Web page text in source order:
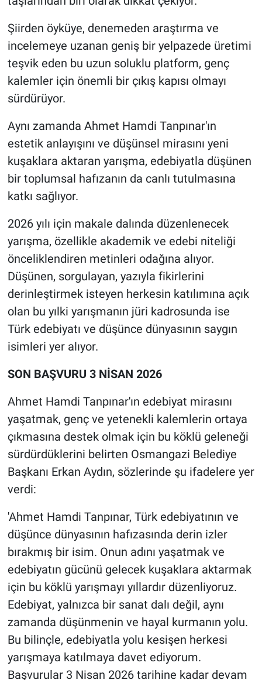
Şiirden öyküye, denemeden araştırma ve
incelemeye uzanan geniş bir yelpazede üretimi
teşvik eden bu uzun soluklu platform, genç
kalemler için önemli bir çıkış kapısı olmayı
sürdürüyor.
Aynı zamanda Ahmet Hamdi Tanpınar'ın
estetik anlayışını ve düşünsel mirasını yeni
kuşaklara aktaran yarışma, edebiyatla düşünen
bir toplumsal hafızanın da canlı tutulmasına
katkı sağlıyor.
2026 yılı için makale dalında düzenlenecek
yarışma, özellikle akademik ve edebi niteliği
önceliklendiren metinleri odağına alıyor.
Düşünen, sorgulayan, yazıyla fikirlerini
derinleştirmek isteyen herkesin katılımına açık
olan bu yılki yarışmanın jüri kadrosunda ise
Türk edebiyatı ve düşünce dünyasının saygın
isimleri yer alıyor.
SON BAŞVURU 3 NİSAN 2026
Ahmet Hamdi Tanpınar'ın edebiyat mirasını
yaşatmak, genç ve yetenekli kalemlerin ortaya
çıkmasına destek olmak için bu köklü geleneği
sürdürdüklerini belirten Osmangazi Belediye
Başkanı Erkan Aydın, sözlerinde şu ifadelere yer
verdi:
'Ahmet Hamdi Tanpınar, Türk edebiyatının ve
düşünce dünyasının hafızasında derin izler
bırakmış bir isim. Onun adını yaşatmak ve
edebiyatın gücünü gelecek kuşaklara aktarmak
için bu köklü yarışmayı yıllardır düzenliyoruz.
Edebiyat, yalnızca bir sanat dalı değil, aynı
zamanda düşünmenin ve hayal kurmanın yolu.
Bu bilinçle, edebiyatla yolu kesişen herkesi
yarışmaya katılmaya davet ediyorum.
Başvurular 3 Nisan 2026 tarihine kadar devam